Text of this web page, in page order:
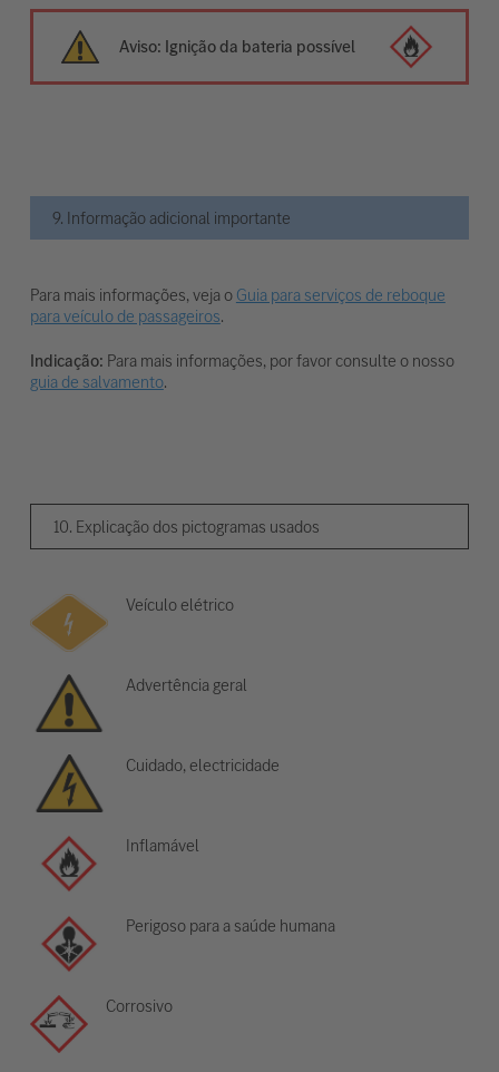
Aviso: Ignição da bateria possível
9. Informação adicional importante
Para mais informações, veja oGuia para serviços de reboque
para veículo de passageiros.
Indicação: Para mais informações, por favor consulte o nosso
guia de salvamento.
10. Explicação dos pictogramas usados
Veículo elétrico
Advertência geral
Cuidado, electricidade
Inflamável
Perigoso para a saúde humana
Corrosivo